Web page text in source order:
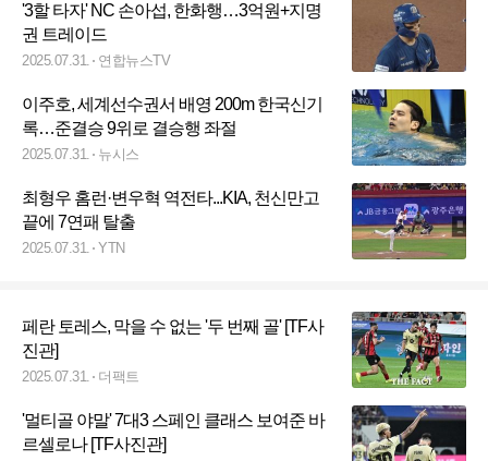
'3할 타자' NC 손아섭, 한화행…3억원+지명
권 트레이드
2025.07.31. 연합뉴스TV
이주호, 세계선수권서 배영 200m 한국신기
록…준결승 9위로 결승행 좌절
2025.07.31. 뉴시스
최형우 홈런·변우혁 역전타...KIA, 천신만고
끝에 7연패 탈출
2025.07.31. YTN
페란 토레스, 막을 수 없는 '두 번째 골' [TF사
진관]
2025.07.31. 더팩트
'멀티골 야말' 7대3 스페인 클래스 보여준 바
르셀로나 [TF사진관]